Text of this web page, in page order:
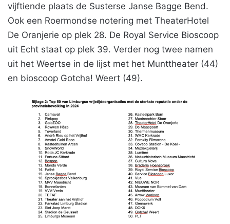
vijftiende plaats de Susterse Janse Bagge Bend.
Ook een Roermondse notering met TheaterHotel
De Oranjerie op plek 28. De Royal Service Bioscoop
uit Echt staat op plek 39. Verder nog twee namen
uit het Weertse in de lijst met het Munttheater (44)
en bioscoop Gotcha! Weert (49).